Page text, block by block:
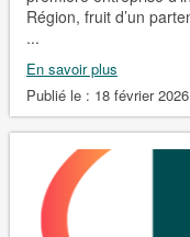
Région, fruit d’un
...
En savoir plus
Publié le : 18 février 2026